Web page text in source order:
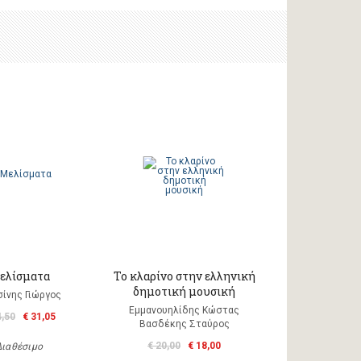
Γιώργος
€ 31,05
Το κλαρίνο στην ελληνική
δημοτική μουσική
Εμμανουηλίδης Κώστας
Βασδέκης Σταύρος
€ 20,00
€ 18,00